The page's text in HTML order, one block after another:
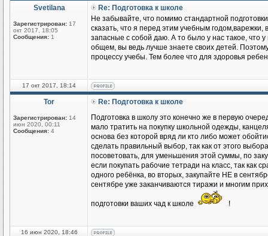
Svetilana
Зарегистрирован: 17
окт 2017, 18:05
Сообщения: 1
Re: Подготовка к школе
Не забывайте, что помимо стандартной
сказать, что я перед этим учебным годом,варежки,
запасные с собой даю. А то было у нас такое, что
общем, вы ведь лучше знаете своих детей.
процессу учебы. Тем более что для здоровья
17 окт 2017, 18:14
Tor
Зарегистрирован: 14
июн 2020, 00:11
Сообщения: 4
Re: Подготовка к школе
Подготовка в школу это конечно же в первую
мало тратить на покупку школьной одежды,
основа без которой вряд ли кто либо может
сделать правильный выбор, так как от этого
посоветовать, для уменьшения этой суммы, по
если покупать рабочие тетради на класс, так как
одного ребёнка, во вторых, закупайте НЕ в
сентябре уже заканчиваются тиражи и многим
подготовки ваших чад к школе !
16 июн 2020, 18:46